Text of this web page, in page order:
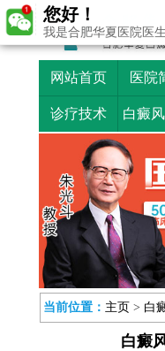
网站首页 医院
诊疗技术 白癜
当前位置： 主页 > 白
白癜
您好！
我是合肥华夏医院医